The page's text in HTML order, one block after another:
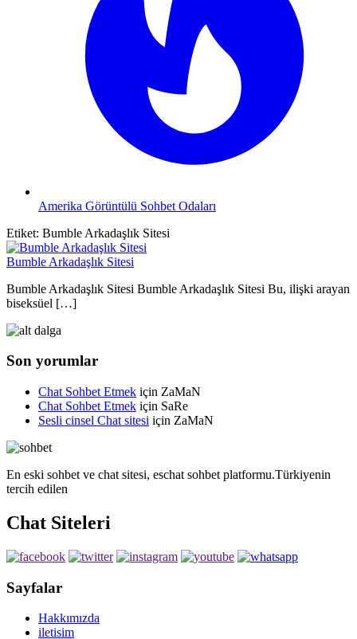
Amerika Görüntülü Sohbet Odaları
Etiket: Bumble Arkadaşlık Sitesi
Bumble Arkadaşlık Sitesi
Bumble Arkadaşlık Sitesi Bumble Arkadaşlık Sitesi Bu, ilişki arayan
biseksüel […]
Son yorumlar
Chat Sohbet Etmek için ZaMaN
Chat Sohbet Etmek için SaRe
Sesli cinsel Chat sitesi için ZaMaN
En eski sohbet ve chat sitesi, eschat sohbet platformu.Türkiyenin
tercih edilen
Chat Siteleri
Sayfalar
Hakkımızda
iletisim